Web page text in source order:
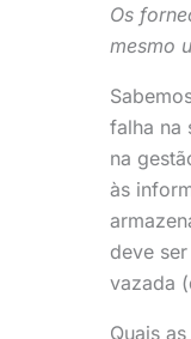
Os
mesmo
falha na
na
às
deve
vazada
Quais